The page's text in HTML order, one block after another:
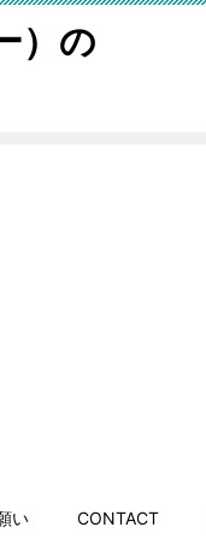
）の
い CONTACT